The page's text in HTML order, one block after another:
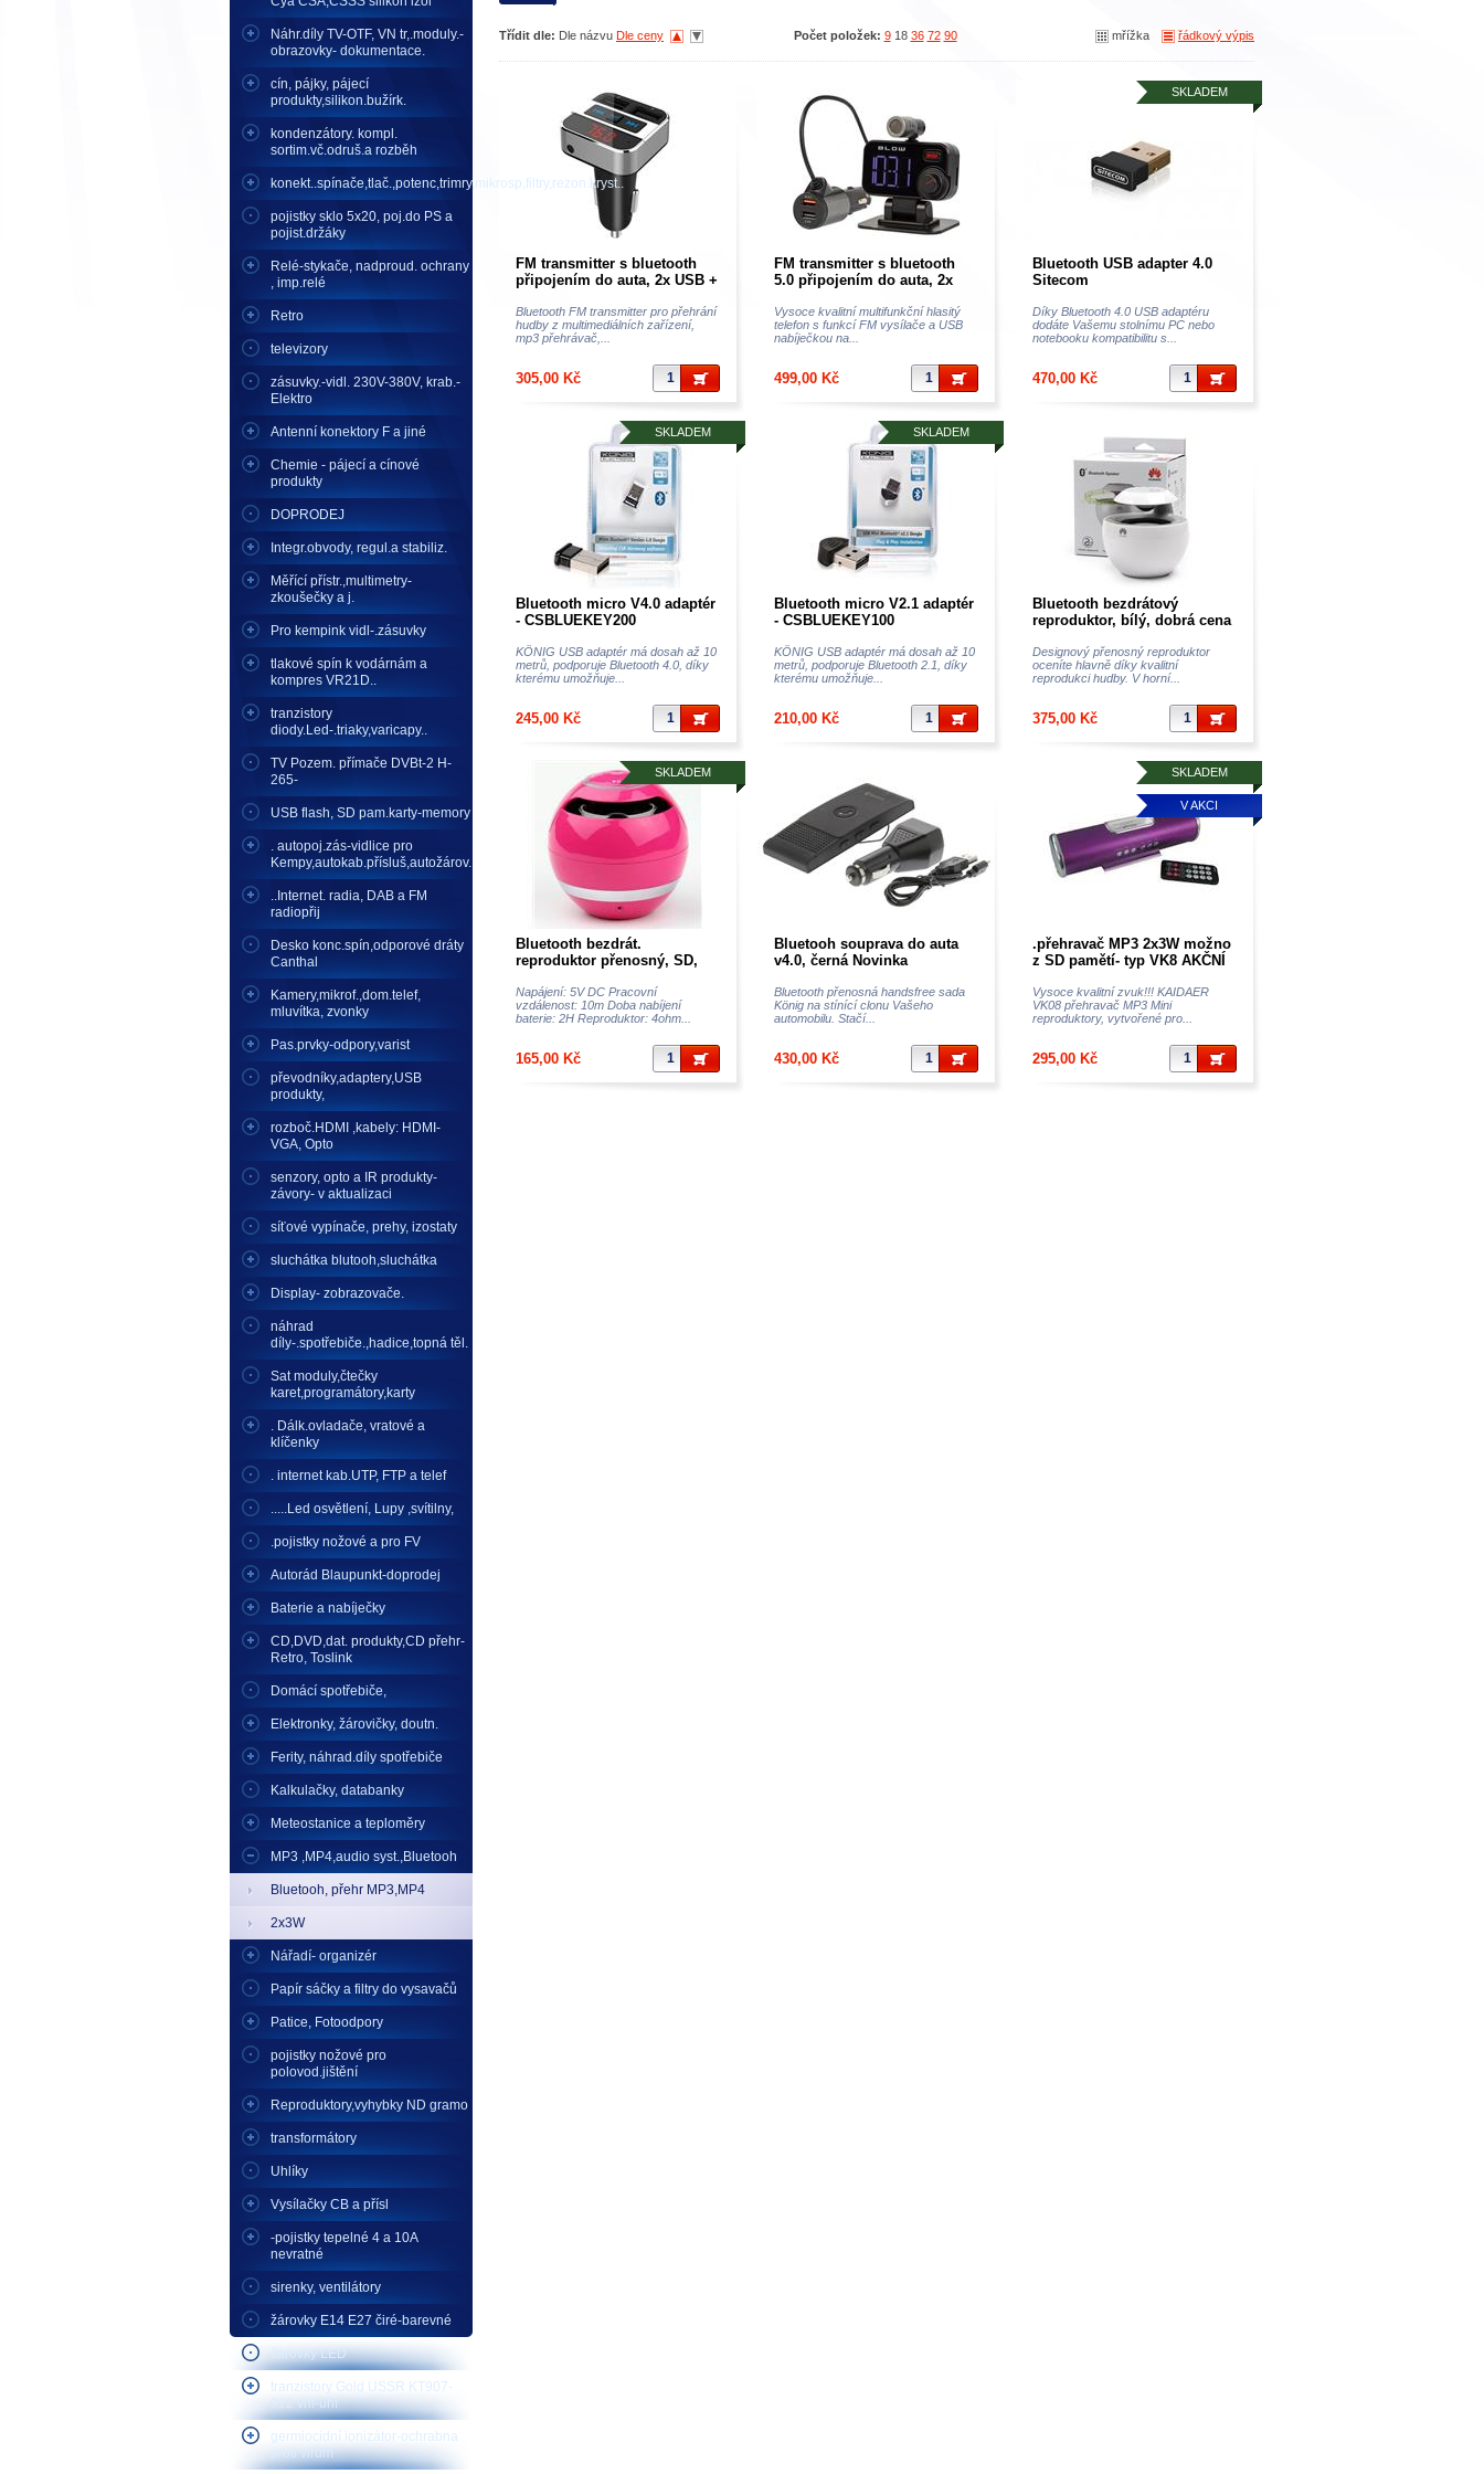
Náhr.díly TV-OTF, VN tr,.moduly.-
obrazovky- dokumentace.
cín, pájky, pájecí
produkty,silikon.bužírk.
kondenzátory. kompl.
sortim.vč.odruš.a rozběh
konekt..spínače,tlač.,potenc,trimry,mikrosp,filtry,rezon.kryst..
pojistky sklo 5x20, poj.do PS a
pojist.držáky
Relé-stykače, nadproud. ochrany
, imp.relé
Retro
televizory
zásuvky.-vidl. 230V-380V, krab.-
Elektro
Antenní konektory F a jiné
Chemie - pájecí a cínové
produkty
DOPRODEJ
Integr.obvody, regul.a stabiliz.
Měřící přístr.,multimetry-
zkoušečky a j.
Pro kempink vidl-.zásuvky
tlakové spín k vodárnám a
kompres VR21D..
tranzistory
diody.Led-.triaky,varicapy..
TV Pozem. přímače DVBt-2 H-
265-
USB flash, SD pam.karty-memory
. autopoj.zás-vidlice pro
Kempy,autokab.přísluš,autožárov.
..Internet. radia, DAB a FM
radiopřij
Desko konc.spín,odporové dráty
Canthal
Kamery,mikrof.,dom.telef,
mluvítka, zvonky
Pas.prvky-odpory,varist
převodníky,adaptery,USB
produkty,
rozboč.HDMI ,kabely: HDMI-
VGA, Opto
senzory, opto a IR produkty-
závory- v aktualizaci
síťové vypínače, prehy, izostaty
sluchátka blutooh,sluchátka
Display- zobrazovače.
náhrad
díly-.spotřebiče.,hadice,topná těl.
Sat moduly,čtečky
karet,programátory,karty
. Dálk.ovladače, vratové a
klíčenky
. internet kab.UTP, FTP a telef
.....Led osvětlení, Lupy ,svítilny,
.pojistky nožové a pro FV
Autorád Blaupunkt-doprodej
Baterie a nabíječky
CD,DVD,dat. produkty,CD přehr-
Retro, Toslink
Domácí spotřebiče,
Elektronky, žárovičky, doutn.
Ferity, náhrad.díly spotřebiče
Kalkulačky, databanky
Meteostanice a teploměry
MP3 ,MP4,audio syst.,Bluetooh
Bluetooh, přehr MP3,MP4
2x3W
Nářadí- organizér
Papír sáčky a filtry do vysavačů
Patice, Fotoodpory
pojistky nožové pro
polovod.jištění
Reproduktory,vyhybky ND gramo
transformátory
Uhlíky
Vysílačky CB a přísl
-pojistky tepelné 4 a 10A
nevratné
sirenky, ventilátory
žárovky E14 E27 čiré-barevné
žárovky LED
tranzistory Gold USSR KT907-
922 vhf-uhf
germiocidní ionizátor-ochrabna
proti virům
Třídit dle: Dle názvu Dle ceny Počet položek: 9 18 36 72 90 mřížka řádkový výpis
FM transmitter s bluetooth
připojením do auta, 2x USB +
Bluetooth FM transmitter pro přehrání
hudby z multimediálních zařízení,
mp3 přehrávač,...
305,00 Kč
FM transmitter s bluetooth
5.0 připojením do auta, 2x
Vysoce kvalitní multifunkční hlasitý
telefon s funkcí FM vysílače a USB
nabíječkou na...
499,00 Kč
SKLADEM
Bluetooth USB adapter 4.0
Sitecom
Díky Bluetooth 4.0 USB adaptéru
dodáte Vašemu stolnímu PC nebo
notebooku kompatibilitu s...
470,00 Kč
SKLADEM
Bluetooth micro V4.0 adaptér
- CSBLUEKEY200
KÖNIG USB adaptér má dosah až 10
metrů, podporuje Bluetooth 4.0, díky
kterému umožňuje...
245,00 Kč
SKLADEM
Bluetooth micro V2.1 adaptér
- CSBLUEKEY100
KÖNIG USB adaptér má dosah až 10
metrů, podporuje Bluetooth 2.1, díky
kterému umožňuje...
210,00 Kč
Bluetooth bezdrátový
reproduktor, bílý, dobrá cena
Designový přenosný reproduktor
oceníte hlavně díky kvalitní
reprodukci hudby. V horní...
375,00 Kč
SKLADEM
Bluetooth bezdrát.
reproduktor přenosný, SD,
Napájení: 5V DC Pracovní
vzdálenost: 10m Doba nabíjení
baterie: 2H Reproduktor: 4ohm...
165,00 Kč
Bluetooh souprava do auta
v4.0, černá Novinka
Bluetooth přenosná handsfree sada
König na stínící clonu Vašeho
automobilu. Stačí...
430,00 Kč
SKLADEM
V AKCI
.přehravač MP3 2x3W možno
z SD pamětí- typ VK8 AKČNÍ
PC,notebokům,TV se špatnou
reprodukcí zvuku a pod.
Vysoce kvalitní zvuk!!! KAIDAER
VK08 přehravač MP3 Mini
reproduktory, vytvořené pro...
295,00 Kč